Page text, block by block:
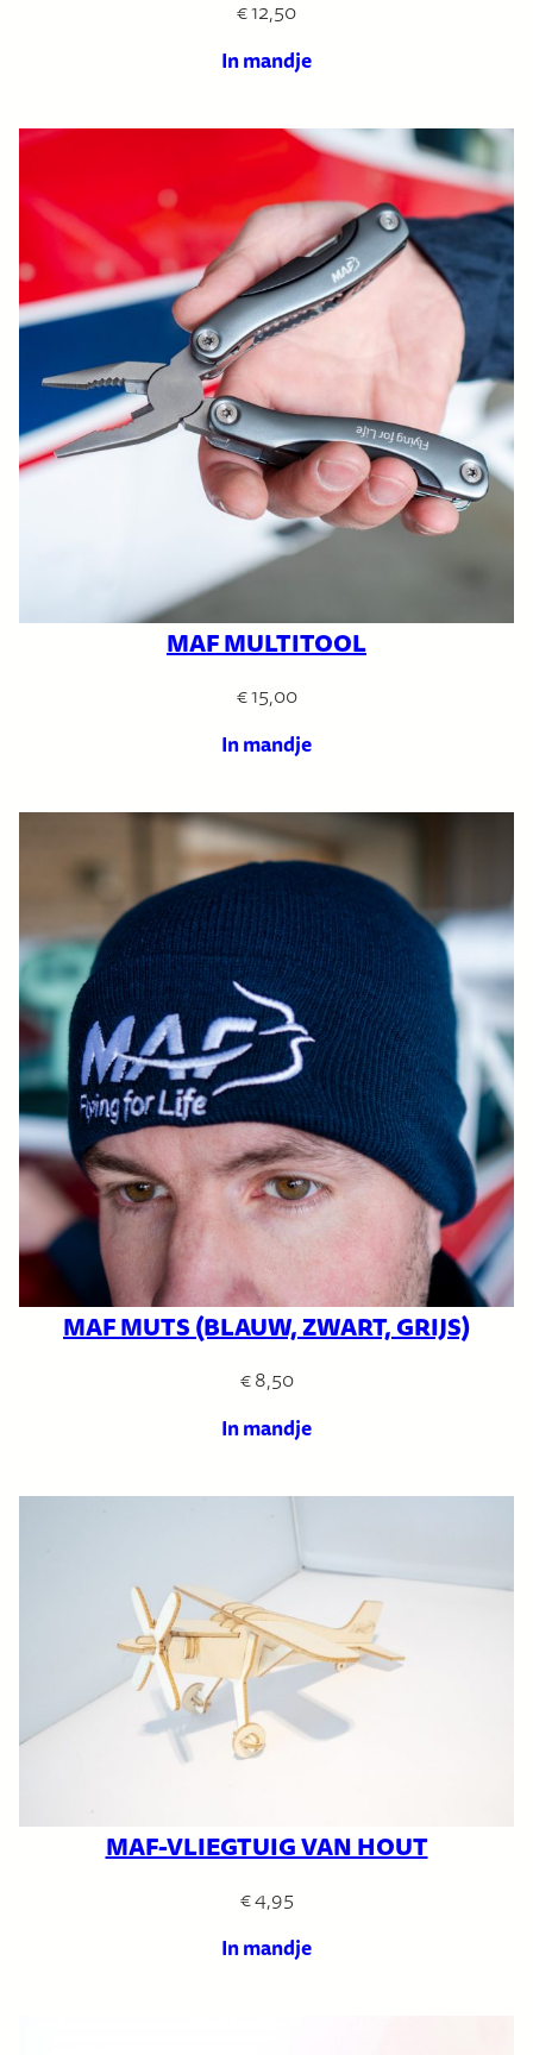
€12,50
In mandje
MAF MULTITOOL
€15,00
In mandje
MAF MUTS (BLAUW, ZWART, GRIJS)
€8,50
In mandje
MAF-VLIEGTUIG VAN HOUT
€4,95
In mandje